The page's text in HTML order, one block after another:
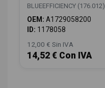
BLUEEFFICIENCY (176.012)
OEM: A1729058200
ID: 1178058
12,00 € Sin IVA
14,52 € Con IVA